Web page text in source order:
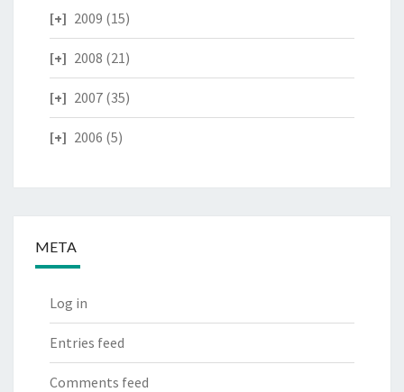
2009 (15)
2008 (21)
2007 (35)
2006 (5)
META
Log in
Entries feed
Comments feed